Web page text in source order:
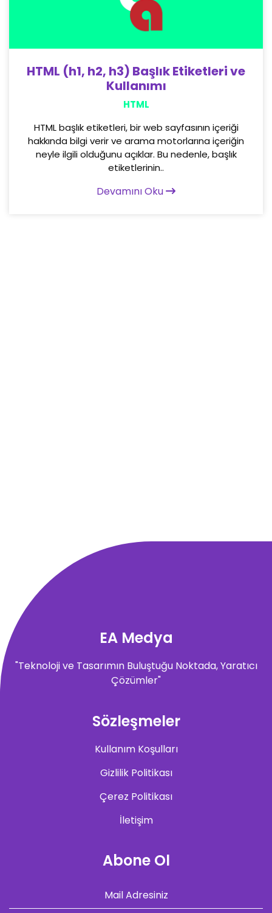
HTML (h1, h2, h3) Başlık Etiketleri ve
Kullanımı
HTML
HTML başlık etiketleri, bir web sayfasının içeriği
hakkında bilgi verir ve arama motorlarına içeriğin
neyle ilgili olduğunu açıklar. Bu nedenle, başlık
etiketlerinin..
Devamını Oku
EA Medya
"Teknoloji ve Tasarımın Buluştuğu Noktada, Yaratıcı
Çözümler"
Sözleşmeler
Kullanım Koşulları
Gizlilik Politikası
Çerez Politikası
İletişim
Abone Ol